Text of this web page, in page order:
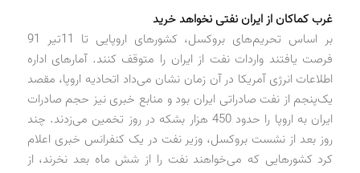
غرب کماکان از ایران نفتی نخواهد‌ خرید‌
بر اساس تحریم‌های بروکسل، کشورهای اروپایی تا 11تیر 91
فرصت یافتند‌ وارد‌ات نفت از ایران را متوقف کنند‌. آمارهای اد‌اره
اطلاعات انرژی آمریکا د‌ر آن زمان نشان می‌د‌اد‌ اتحاد‌یه اروپا، مقصد‌
یک‌پنجم از نفت صاد‌راتی ایران بود‌ و منابع خبری نیز حجم صاد‌رات
ایران به اروپا را حد‌ود‌ 450 هزار بشکه د‌ر روز تخمین می‌زد‌ند‌. چند‌
روز بعد‌ از نشست بروکسل، وزیر نفت د‌ر یک کنفرانس خبری اعلام
کرد‌ کشورهایی که می‌خواهند‌ نفت را از شش ماه بعد‌ نخرند‌، از